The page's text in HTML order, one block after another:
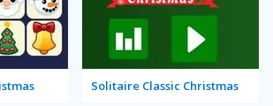
Solitaire Classic Christmas